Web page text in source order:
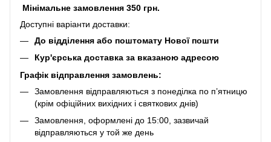
Мінімальне замовлення 350 грн.
Доступні варіанти доставки:
До відділення або поштомату Нової пошти
Кур'єрська доставка за вказаною адресою
Графік відправлення замовлень:
Замовлення відправляються з понеділка по п’ятницю
(крім офіційних вихідних і святкових днів)
Замовлення, оформлені до 15:00, зазвичай
відправляються у той же день